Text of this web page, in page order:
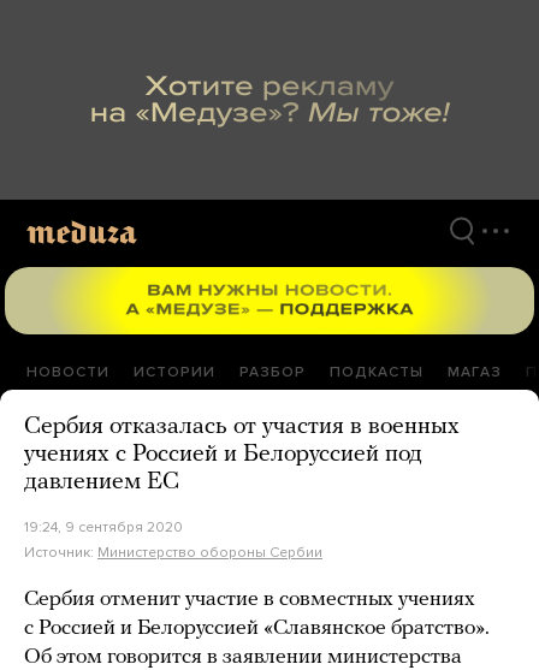
НОВОСТИ ИСТОРИИ РАЗБОР ПОДКАСТЫ МАГАЗ
Сербия отказалась от участия в военных
учениях с Россией и Белоруссией под
давлением ЕС
19:24, 9 сентября 2020
Источник: Министерство обороны Сербии
Сербия отменит участие в совместных учениях
с Россией и Белоруссией «Славянское братство».
Об этом говорится в заявлении министерства